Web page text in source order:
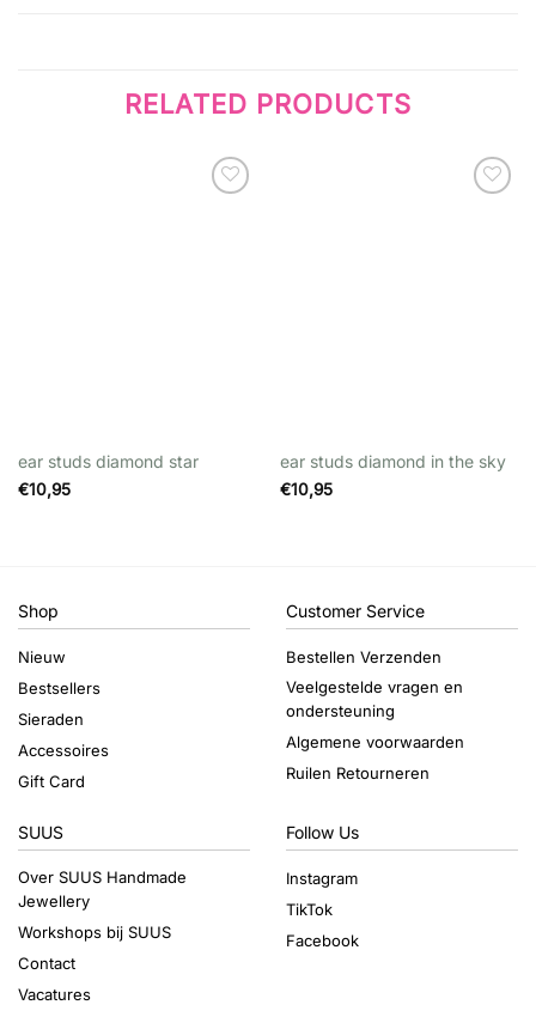
RELATED PRODUCTS
ear studs diamond star
€10,95
ear studs diamond in the sky
€10,95
Shop
Nieuw
Bestsellers
Sieraden
Accessoires
Gift Card
Customer Service
Bestellen Verzenden
Veelgestelde vragen en
ondersteuning
Algemene voorwaarden
Ruilen Retourneren
SUUS
Over SUUS Handmade
Jewellery
Workshops bij SUUS
Contact
Vacatures
Follow Us
Instagram
TikTok
Facebook